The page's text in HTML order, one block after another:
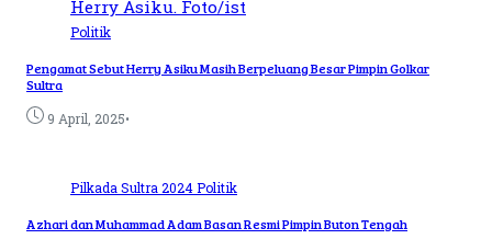
Politik
Pengamat Sebut Herry Asiku Masih Berpeluang Besar Pimpin Golkar
Sultra
9 April, 2025•
Pilkada Sultra 2024Politik
Azhari dan Muhammad Adam Basan Resmi Pimpin Buton Tengah